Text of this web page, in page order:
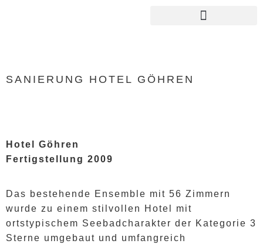
SANIERUNG HOTEL GÖHREN
Hotel Göhren
Fertigstellung 2009
Das bestehende Ensemble mit 56 Zimmern
wurde zu einem stilvollen Hotel mit
ortstypischem Seebadcharakter der Kategorie 3
Sterne umgebaut und umfangreich